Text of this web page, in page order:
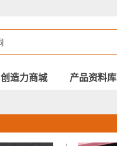
创造力商城 产品资料库